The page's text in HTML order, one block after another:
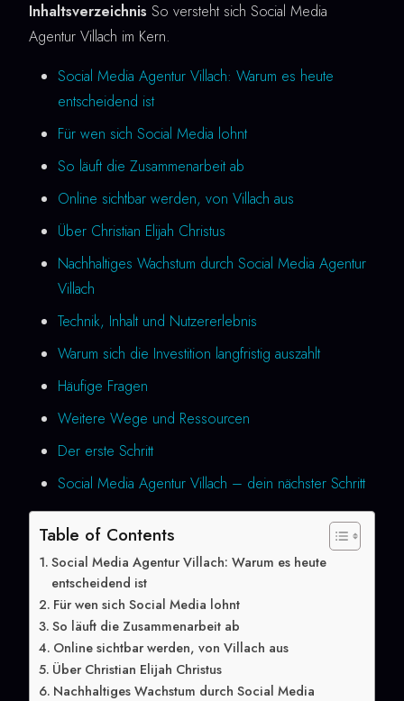
Inhaltsverzeichnis So versteht sich Social Media
Agentur Villach im Kern.
Social Media Agentur Villach: Warum es heute
entscheidend ist
Für wen sich Social Media lohnt
So läuft die Zusammenarbeit ab
Online sichtbar werden, von Villach aus
Über Christian Elijah Christus
Nachhaltiges Wachstum durch Social Media Agentur
Villach
Technik, Inhalt und Nutzererlebnis
Warum sich die Investition langfristig auszahlt
Häufige Fragen
Weitere Wege und Ressourcen
Der erste Schritt
Social Media Agentur Villach – dein nächster Schritt
Table of Contents
Social Media Agentur Villach: Warum es heute
entscheidend ist
Für wen sich Social Media lohnt
So läuft die Zusammenarbeit ab
Online sichtbar werden, von Villach aus
Über Christian Elijah Christus
Nachhaltiges Wachstum durch Social Media